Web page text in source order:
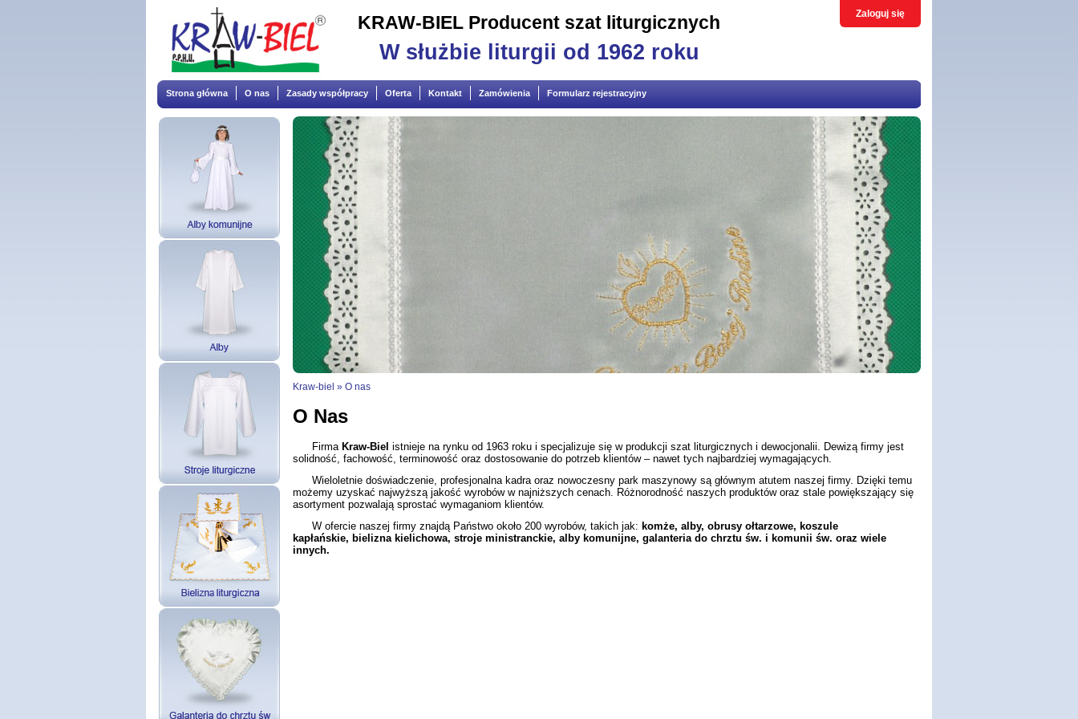
KRAW-BIEL Producent szat liturgicznych
W służbie liturgii od 1962 roku
Zaloguj się
Strona główna O nas Zasady współpracy Oferta Kontakt Zamówienia Formularz rejestracyjny
Kraw-biel » O nas
O Nas
FirmaKraw-Biel istnieje na rynku od 1963 roku i specjalizuje się w produkcji szat liturgicznych i dewocjonalii. Dewizą firmy jest
solidność, fachowość, terminowość oraz dostosowanie do potrzeb klientów – nawet tych najbardziej wymagających.
Wieloletnie doświadczenie, profesjonalna kadra oraz nowoczesny park maszynowy są głównym atutem naszej firmy. Dzięki temu
możemy uzyskać najwyższą jakość wyrobów w najniższych cenach. Różnorodność naszych produktów oraz stale powiększający się
asortyment pozwalają sprostać wymaganiom klientów.
W ofercie naszej firmy znajdą Państwo około 200 wyrobów, takich jak: komże, alby, obrusy ołtarzowe, koszule
kapłańskie, bielizna kielichowa, stroje ministranckie, alby komunijne, galanteria do chrztu św. i komunii św. oraz wiele
innych.